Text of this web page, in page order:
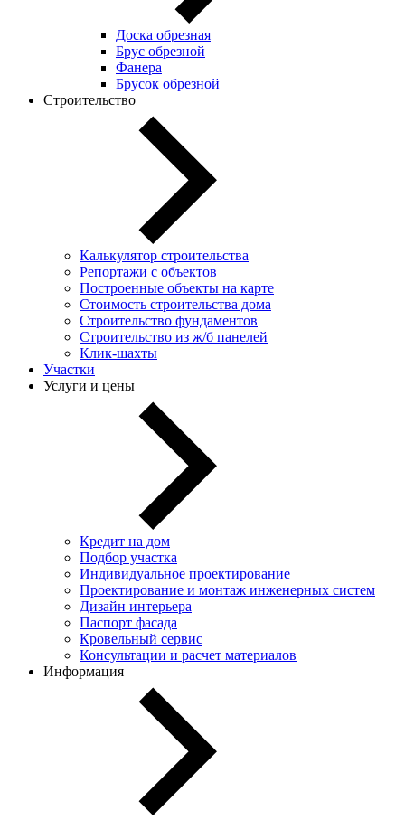
Доска обрезная
Брус обрезной
Фанера
Брусок обрезной
Строительство
Калькулятор строительства
Репортажи с объектов
Построенные объекты на карте
Стоимость строительства дома
Строительство фундаментов
Строительство из ж/б панелей
Клик-шахты
Участки
Услуги и цены
Кредит на дом
Подбор участка
Индивидуальное проектирование
Проектирование и монтаж инженерных систем
Дизайн интерьера
Паспорт фасада
Кровельный сервис
Консультации и расчет материалов
Информация